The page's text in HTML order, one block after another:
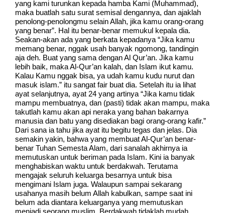
yang kami turunkan kepada hamba Kami (Muhammad),
maka buatlah satu surat semisal dengannya, dan ajaklah
penolong-penolongmu selain Allah, jika kamu orang-orang
yang benar”. Hal itu benar-benar memukul kepala dia.
Seakan-akan ada yang berkata kepadanya “Jika kamu
memang benar, nggak usah banyak ngomong, tandingin
aja deh. Buat yang sama dengan Al Qur’an. Jika kamu
lebih baik, maka Al-Qur’an kalah, dan Islam ikut kamu.
Kalau Kamu nggak bisa, ya udah kamu kudu nurut dan
masuk islam.” itu sangat fair buat dia. Setelah itu ia lihat
ayat selanjutnya, ayat 24 yang artinya “Jika kamu tidak
mampu membuatnya, dan (pasti) tidak akan mampu, maka
takutlah kamu akan api neraka yang bahan bakarnya
manusia dan batu yang disediakan bagi orang-orang kafir.”
Dari sana ia tahu jika ayat itu begitu tegas dan jelas. Dia
semakin yakin, bahwa yang membuat Al-Qur’an benar-
benar Tuhan Semesta Alam, dari sanalah akhirnya ia
memutuskan untuk beriman pada Islam. Kini ia banyak
menghabiskan waktu untuk berdakwah. Terutama
mengajak seluruh keluarga besarnya untuk bisa
mengimani Islam juga. Walaupun sampai sekarang
usahanya masih belum Allah kabulkan, sampe saat ini
belum ada diantara keluarganya yang memutuskan